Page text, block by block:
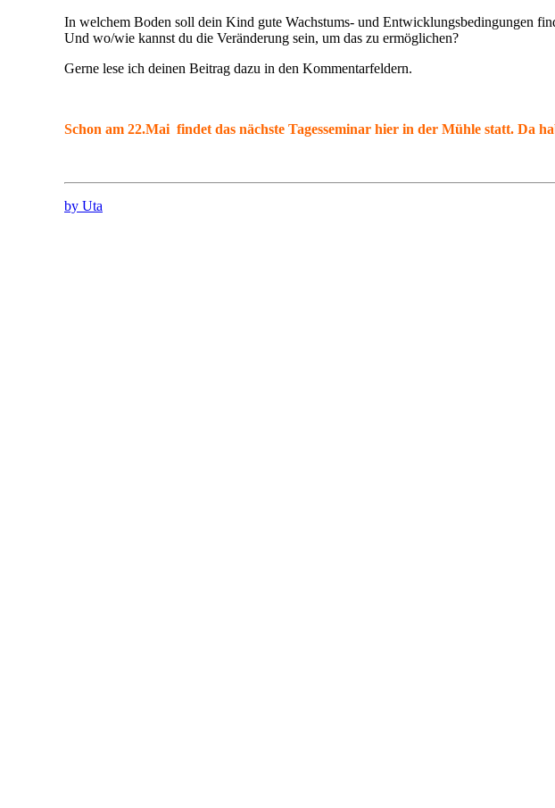
In welchem Boden soll dein Kind gute Wachstums- und Entwicklungsbedingungen
Und wo/wie kannst du die Veränderung sein, um das zu ermöglichen?
Gerne lese ich deinen Beitrag dazu in den Kommentarfeldern.
Schon am 22.Mai findet das nächste Tagesseminar hier in der Mühle statt. Da
by Uta